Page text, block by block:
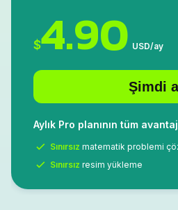
$4.90 USD/ay
Şimdi
Aylık Pro planının tüm
Sınırsız matematik problemi
Sınırsız resim yükleme